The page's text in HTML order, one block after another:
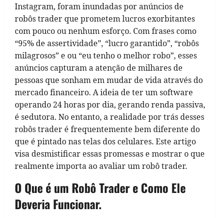
Instagram, foram inundadas por anúncios de
robôs trader que prometem lucros exorbitantes
com pouco ou nenhum esforço. Com frases como
“95% de assertividade”, “lucro garantido”, “robôs
milagrosos” e ou “eu tenho o melhor robo”, esses
anúncios capturam a atenção de milhares de
pessoas que sonham em mudar de vida através do
mercado financeiro. A ideia de ter um software
operando 24 horas por dia, gerando renda passiva,
é sedutora. No entanto, a realidade por trás desses
robôs trader é frequentemente bem diferente do
que é pintado nas telas dos celulares. Este artigo
visa desmistificar essas promessas e mostrar o que
realmente importa ao avaliar um robô trader.
O Que é um Robô Trader e Como Ele
Deveria Funcionar.